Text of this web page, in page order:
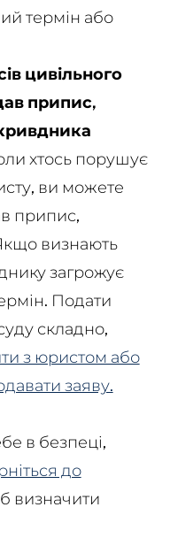
термін або
цивільного
припис,
хтось порушує
ви можете
припис,
визнають
загрожує
Подати
складно,
з юристом або
заяву.
в безпеці,
до
визначити